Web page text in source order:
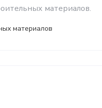
материалов.
материалов